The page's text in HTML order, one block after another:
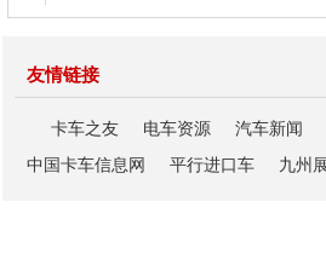
友情链接
卡车之友 电车资源 汽车新闻
中国卡车信息网
平行进口车 九州